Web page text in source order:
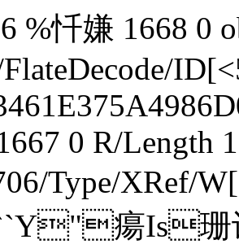
%忏嫌 1668 0
0 R/Length
Type/XRef/
瘍Is珊讨